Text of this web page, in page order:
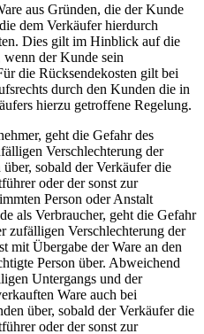
aus Gründen, die der Kunde
dem Verkäufer hierdurch
Dies gilt im Hinblick auf die
der Kunde sein
die Rücksendekosten gilt bei
durch den Kunden die in
hierzu getroffene Regelung.
geht die Gefahr des
Verschlechterung der
sobald der Verkäufer die
oder der sonst zur
Person oder Anstalt
als Verbraucher, geht die Gefahr
zufälligen Verschlechterung der
mit Übergabe der Ware an den
Person über. Abweichend
Untergangs und der
Ware auch bei
über, sobald der Verkäufer die
oder der sonst zur